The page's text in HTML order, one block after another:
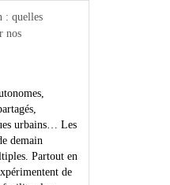
: quelles
nos
urbains… Les
demain
Partout en
de